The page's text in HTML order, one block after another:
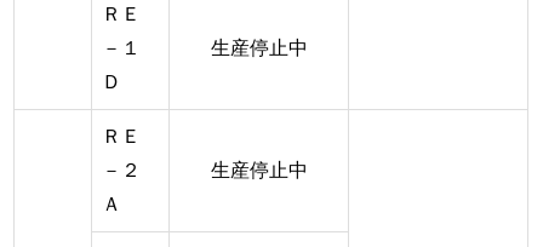
ＲＥ
－１
Ｄ
生産停止中
ＲＥ
－２
Ａ
生産停止中